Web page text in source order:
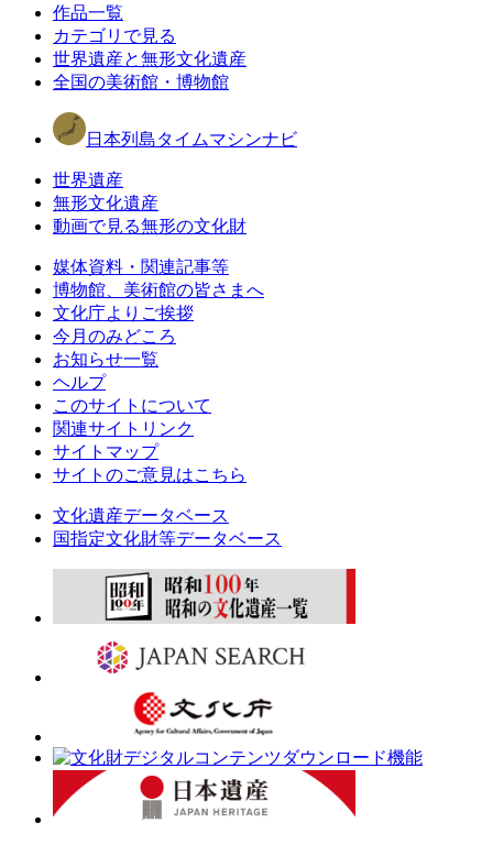
作品一覧
カテゴリで見る
世界遺産と無形文化遺産
全国の美術館・博物館
日本列島タイムマシンナビ
世界遺産
無形文化遺産
動画で見る無形の文化財
媒体資料・関連記事等
博物館、美術館の皆さまへ
文化庁よりご挨拶
今月のみどころ
お知らせ一覧
ヘルプ
このサイトについて
関連サイトリンク
サイトマップ
サイトのご意見はこちら
文化遺産データベース
国指定文化財等データベース